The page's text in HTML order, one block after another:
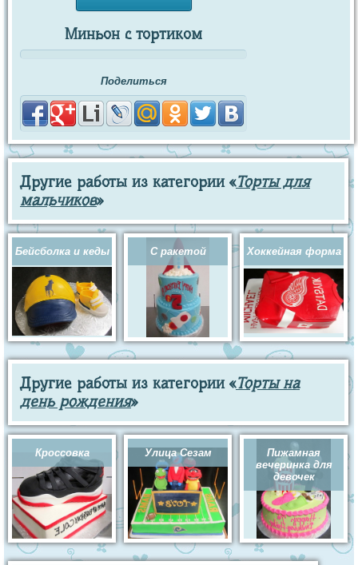
Миньон с тортиком
Поделиться
Другие работы из категории «Торты для
мальчиков»
Бейсболка и кеды С ракетой Хоккейная форма
Другие работы из категории «Торты на
день рождения»
Кроссовка Улица Сезам
Пижамная
вечеринка для
девочек